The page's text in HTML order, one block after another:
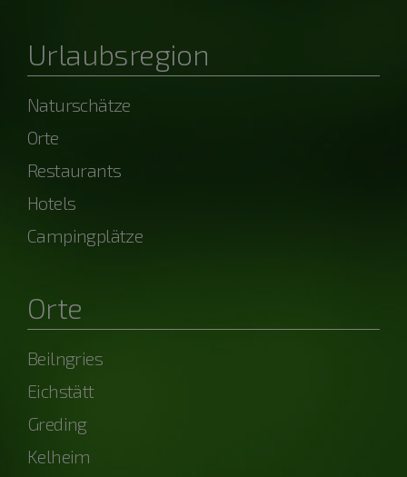
Urlaubsregion
Naturschätze
Orte
Restaurants
Hotels
Campingplätze
Orte
Beilngries
Eichstätt
Greding
Kelheim